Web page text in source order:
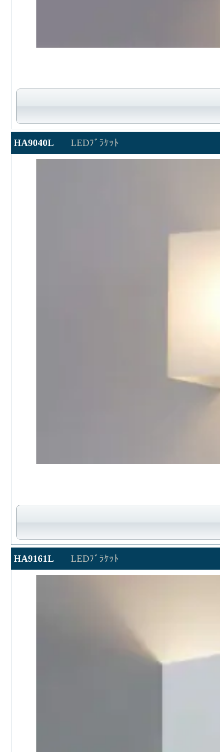
HA9040L LEDﾌﾞﾗｹｯﾄ
HA9161L LEDﾌﾞﾗｹｯﾄ